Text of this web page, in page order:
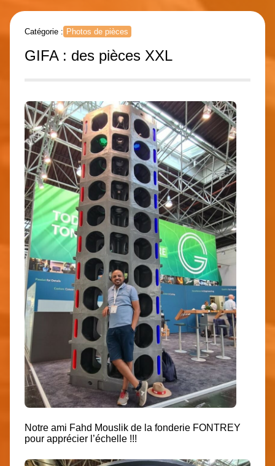
Catégorie : Photos de pièces
GIFA : des pièces XXL
Notre ami Fahd Mouslik de la fonderie FONTREY
pour apprécier l’échelle !!!